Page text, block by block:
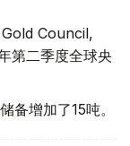
Gold Council,
第二季度全球央
备增加了15吨。